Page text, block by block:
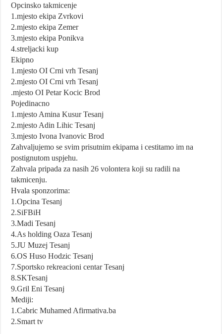
Opcinsko takmicenje
1.mjesto ekipa Zvrkovi
2.mjesto ekipa Zemer
3.mjesto ekipa Ponikva
4.streljacki kup
Ekipno
1.mjesto OI Crni vrh Tesanj
2.mjesto OI Crni vrh Tesanj
.mjesto OI Petar Kocic Brod
Pojedinacno
1.mjesto Amina Kusur Tesanj
2.mjesto Adin Lihic Tesanj
3.mjesto Ivona Ivanovic Brod
Zahvaljujemo se svim prisutnim ekipama i cestitamo im na
postignutom uspjehu.
Zahvala pripada za nasih 26 volontera koji su radili na
takmicenju.
Hvala sponzorima:
1.Opcina Tesanj
2.SiFBiH
3.Madi Tesanj
4.As holding Oaza Tesanj
5.JU Muzej Tesanj
6.OS Huso Hodzic Tesanj
7.Sportsko rekreacioni centar Tesanj
8.SKTesanj
9.Gril Eni Tesanj
Mediji:
1.Cabric Muhamed Afirmativa.ba
2.Smart tv